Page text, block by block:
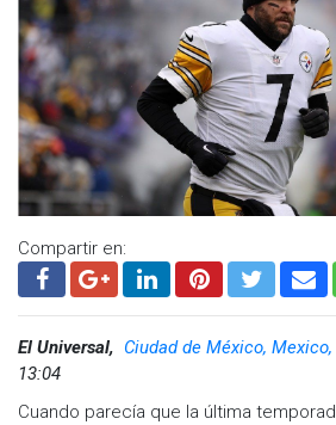
Compartir en:
El Universal, Ciudad de México, Mexico,
13:04
Cuando parecía que la última